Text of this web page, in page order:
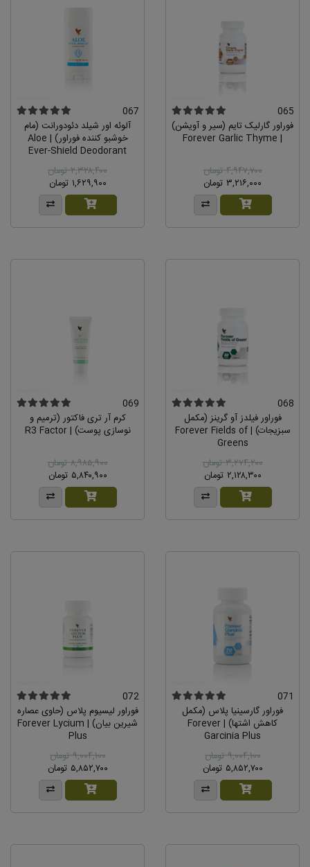
065
فوراور گارلیک تایم (سیر و آویشن)
| Forever Garlic Thyme
۴,۹۴۷,۷۰۰ تومان
۳,۲۱۶,۰۰۰ تومان
067
آلوئه اور شیلد دئودورانت (مام
خوشبو کننده فوراور) | Aloe
Ever-Shield Deodorant
۲,۳۲۸,۴۰۰ تومان
۱,۶۲۹,۹۰۰ تومان
068
فوراور فیلدز آو گرینز (مکمل
سبزیجات) | Forever Fields of
Greens
۳,۲۷۴,۲۰۰ تومان
۲,۱۲۸,۳۰۰ تومان
069
کرم آر تری فاکتور (ترمیم و
نوسازی پوست) | R3 Factor
۸,۹۸۵,۹۰۰ تومان
۵,۸۴۰,۹۰۰ تومان
071
فوراور گارسینیا پلاس (مکمل
کاهش اشتها) | Forever
Garcinia Plus
۹,۰۰۴,۱۰۰ تومان
۵,۸۵۲,۷۰۰ تومان
072
فوراور لیسیوم پلاس (حاوی عصاره
شیرین بیان) | Forever Lycium
Plus
۹,۰۰۴,۱۰۰ تومان
۵,۸۵۲,۷۰۰ تومان